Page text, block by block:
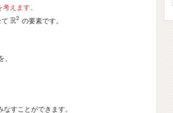
考えます。
R2
R2 の要素です。
、
すことができます。